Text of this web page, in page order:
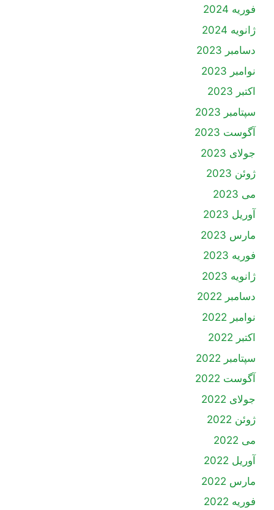
فوریه 2024
ژانویه 2024
دسامبر 2023
نوامبر 2023
اکتبر 2023
سپتامبر 2023
آگوست 2023
جولای 2023
ژوئن 2023
می 2023
آوریل 2023
مارس 2023
فوریه 2023
ژانویه 2023
دسامبر 2022
نوامبر 2022
اکتبر 2022
سپتامبر 2022
آگوست 2022
جولای 2022
ژوئن 2022
می 2022
آوریل 2022
مارس 2022
فوریه 2022